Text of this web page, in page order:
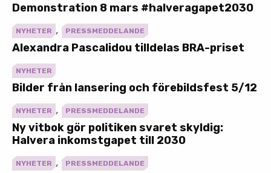
Demonstration 8 mars #halveragapet2030
NYHETER , PRESSMEDDELANDE
Alexandra Pascalidou tilldelas BRA-priset
NYHETER
Bilder från lansering och förebildsfest 5/12
NYHETER , PRESSMEDDELANDE
Ny vitbok gör politiken svaret skyldig:
Halvera inkomstgapet till 2030
NYHETER , PRESSMEDDELANDE